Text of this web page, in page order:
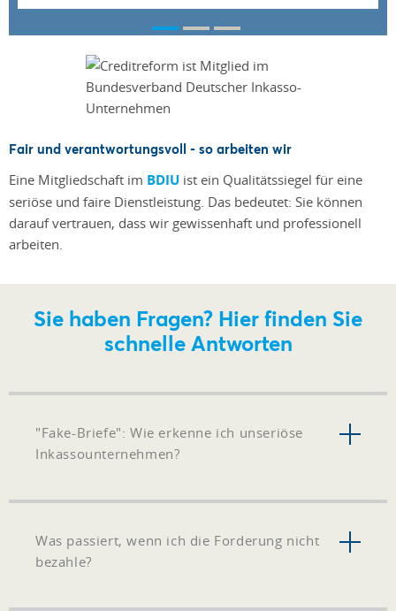
Fair und verantwortungsvoll - so arbeiten wir
Eine Mitgliedschaft im BDIU ist ein Qualitätssiegel für eine
seriöse und faire Dienstleistung. Das bedeutet: Sie können
darauf vertrauen, dass wir gewissenhaft und professionell
arbeiten.
Sie haben Fragen? Hier finden Sie
schnelle Antworten
"Fake-Briefe": Wie erkenne ich unseriöse
Inkassounternehmen?
Was passiert, wenn ich die Forderung nicht
bezahle?